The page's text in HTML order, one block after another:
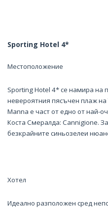
Sporting Hotel 4*
Местоположение
Sporting Hotel 4* се намира на
невероятния пясъчен плаж
Manna е част от едно от най-
Коста Смералда: Cannigione.
безкрайните синьозелеи
Хотел
Идеално разположен сред